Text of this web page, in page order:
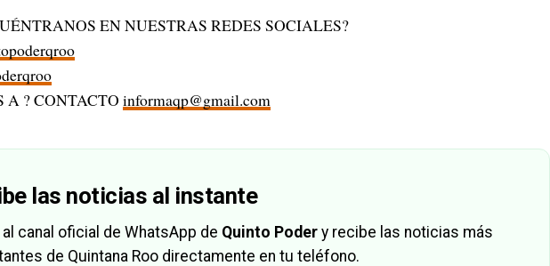
EN NUESTRAS REDES SOCIALES?
A ? CONTACTO informaqp@gmail.com
las noticias al instante
al canal oficial de WhatsApp de Quinto Poder y recibe las noticias más
de Quintana Roo directamente en tu teléfono.